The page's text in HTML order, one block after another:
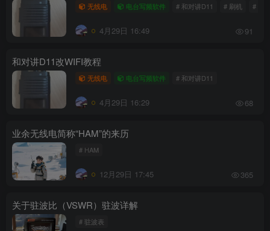
无线电 电台写频软件 # 和对讲D11 # 刷机 # d11
4月29日 16:49 91
和对讲D11改WIFI教程
无线电 电台写频软件 # 和对讲D11
4月29日 16:29 68
业余无线电简称“HAM”的来历
# HAM
12月29日 17:45 365
关于驻波比（VSWR）驻波详解
# 驻波表